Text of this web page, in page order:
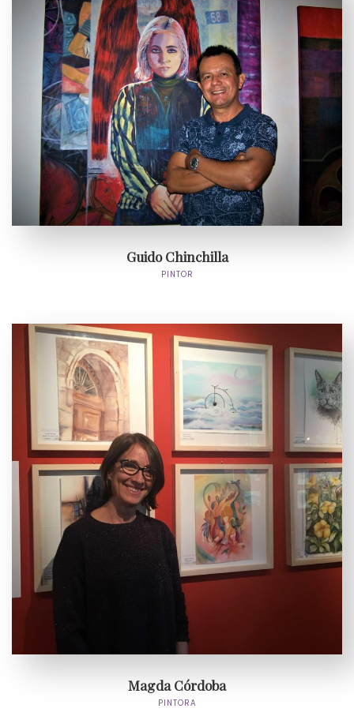
Guido Chinchilla
PINTOR
Magda Córdoba
PINTORA